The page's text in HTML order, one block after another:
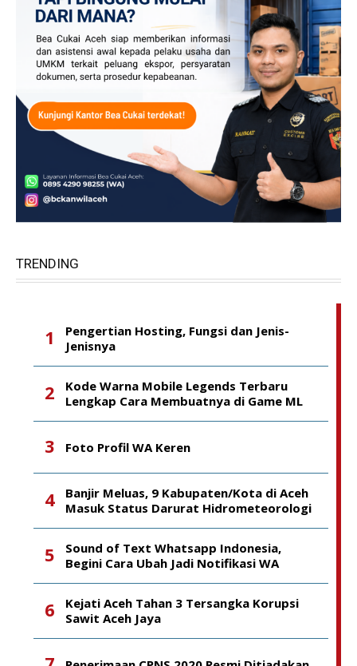
TRENDING
Pengertian Hosting, Fungsi dan Jenis-
Jenisnya
Kode Warna Mobile Legends Terbaru
Lengkap Cara Membuatnya di Game ML
Foto Profil WA Keren
Banjir Meluas, 9 Kabupaten/Kota di Aceh
Masuk Status Darurat Hidrometeorologi
Sound of Text Whatsapp Indonesia,
Begini Cara Ubah Jadi Notifikasi WA
Kejati Aceh Tahan 3 Tersangka Korupsi
Sawit Aceh Jaya